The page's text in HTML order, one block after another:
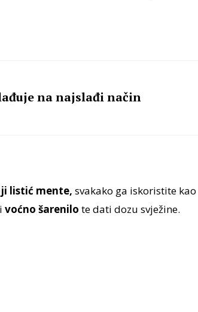
na najslađi način
listić mente, svakako ga iskoristite kao
voćno šarenilo te dati dozu svježine.